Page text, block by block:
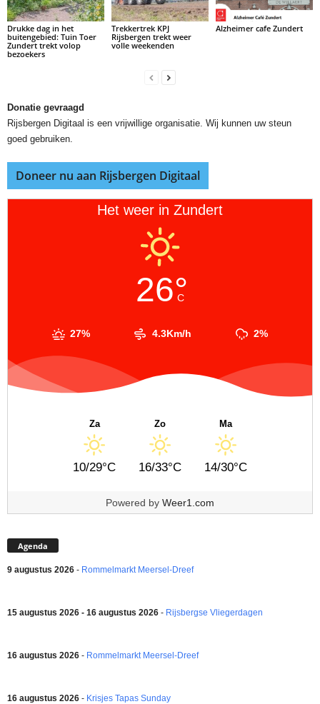
Drukke dag in het
buitengebied: Tuin Toer
Zundert trekt volop
bezoekers
Trekkertrek KPJ
Rijsbergen trekt weer
volle weekenden
Alzheimer cafe Zundert
Donatie gevraagd
Rijsbergen Digitaal is een vrijwillige organisatie. Wij kunnen uw steun
goed gebruiken.
Doneer nu aan Rijsbergen Digitaal
Het weer in Zundert
26°
C
27% 4.3Km/h 2%
Za
10/29°C
Zo
16/33°C
Ma
14/30°C
Powered by Weer1.com
Agenda
9 augustus 2026 - Rommelmarkt Meersel-Dreef
15 augustus 2026 - 16 augustus 2026 - Rijsbergse Vliegerdagen
16 augustus 2026 - Rommelmarkt Meersel-Dreef
16 augustus 2026 - Krisjes Tapas Sunday